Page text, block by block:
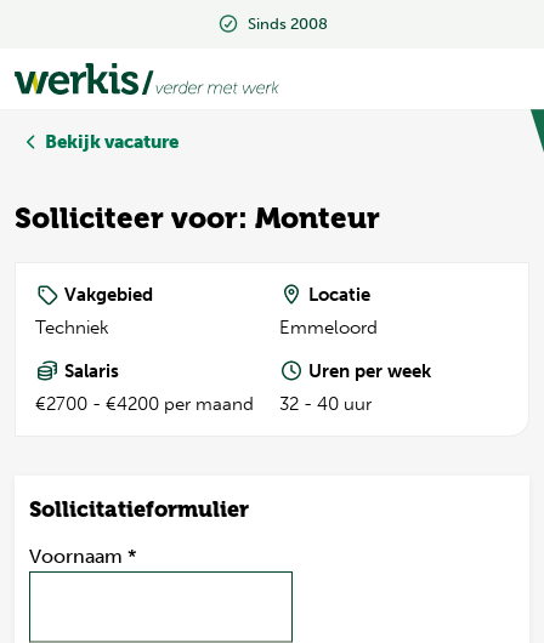
Sinds 2008
Sinds 2008
Bekijk vacature
Solliciteer voor: Monteur
Vakgebied
Techniek
Locatie
Emmeloord
Salaris
€2700 - €4200 per maand
Uren per week
32 - 40 uur
Sollicitatieformulier
Voornaam *